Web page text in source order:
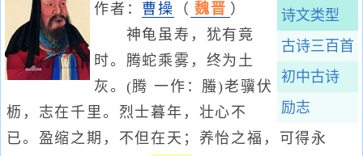
诗文类型
古诗三百首
初中古诗
励志
作者： 曹操 （ 魏晋 ）
神龟虽寿，犹有竟
时。腾蛇乘雾，终为土
灰。(腾 一作：螣)老骥伏
枥，志在千里。烈士暮年，壮心不
已。盈缩之期，不但在天；养怡之福，可得永